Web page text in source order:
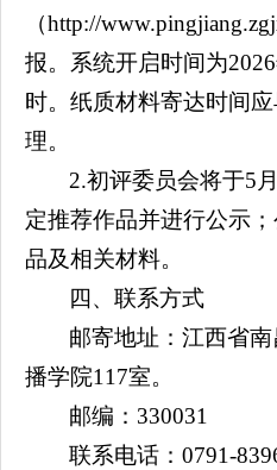
（http://
报。系统开启时间为
时。纸质材料寄达时间
理。
2.初评委员会将于5
定推荐作品并进行公示
品及相关材料。
四、联系方式
邮寄地址：江西省
播学院117室。
邮编：330031
联系电话：0791-